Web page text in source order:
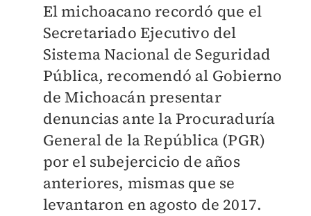
El michoacano recordó que el
Secretariado Ejecutivo del
Sistema Nacional de Seguridad
Pública, recomendó al Gobierno
de Michoacán presentar
denuncias ante la Procuraduría
General de la República (PGR)
por el subejercicio de años
anteriores, mismas que se
levantaron en agosto de 2017.